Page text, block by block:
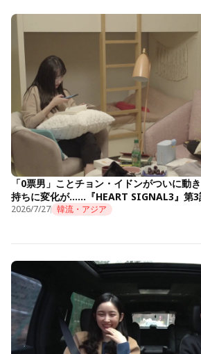
「0票男」ことチョン・イドンがついに動
持ちに変化が……『HEART SIGNAL3』第3
2026/7/27 韓流・アジア